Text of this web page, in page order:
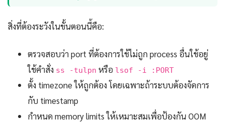
สิ่งที่ต้องระวังในขั้นตอนนี้คือ:
ตรวจสอบว่า port ที่ต้องการใช้ไม่ถูก process อื่นใช้อยู่
ใช้คำสั่ง ss -tulpn หรือ lsof -i :PORT
ตั้ง timezone ให้ถูกต้อง โดยเฉพาะถ้าระบบต้องจัดการ
กับ timestamp
กำหนด memory limits ให้เหมาะสมเพื่อป้องกัน OOM